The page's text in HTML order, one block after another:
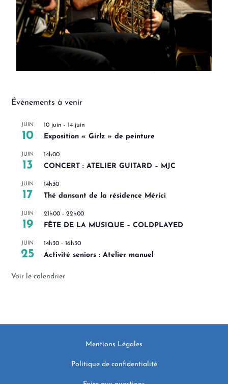
Évènements à venir
JUIN
10
10 juin - 14 juin
Exposition « Girlz » de peinture
JUIN
13
14h00
CONCERT : ATELIER GUITARD – MJC
JUIN
17
14h30
Thé dansant de la résidence Mérici
JUIN
19
21h00 -22h00
FÊTE DE LA MUSIQUE – COLDPLAYED
JUIN
25
14h30 - 16h30
Activité seniors : Atelier manuel
Voir le calendrier
Mentions Légales
Politique de confidentialité